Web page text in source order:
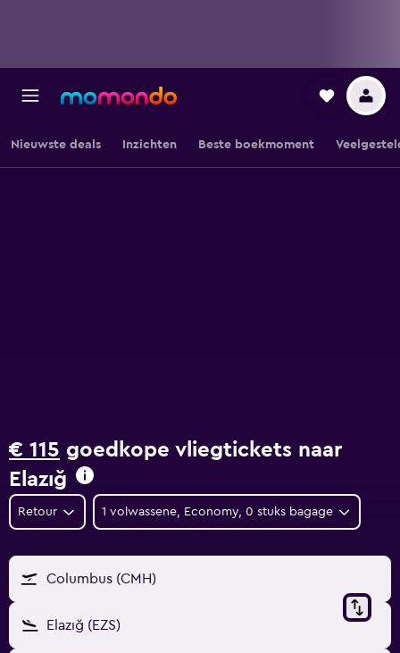
Nieuwste deals Inzichten Beste boekmoment
€ 115 goedkope vliegtickets naar
Elazığ
Retour 1 volwassene, Economy, 0 stuks bagage
Columbus (CMH)
Elazığ (EZS)